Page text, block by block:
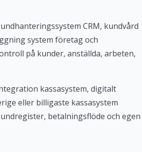
CRM, kundvård
system företag och
på kunder, anställda, arbeten,
kassasystem, digitalt
eller billigaste kassasystem
betalningsflöde och egen